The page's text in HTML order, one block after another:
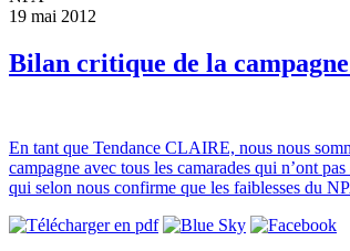
19 mai 2012
Bilan critique de la
En tant que Tendance CLAIRE, nous nous
campagne avec tous les camarades qui n’ont
qui selon nous confirme que les faiblesses du